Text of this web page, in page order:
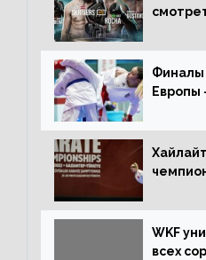
Финалы
Европы
WKF
всех